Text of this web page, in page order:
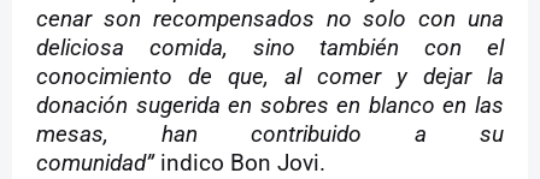
cenar son recompensados ​​no solo con una
deliciosa comida, sino también con el
conocimiento de que, al comer y dejar la
donación sugerida en sobres en blanco en las
mesas, han contribuido a su
comunidad”indico Bon Jovi.